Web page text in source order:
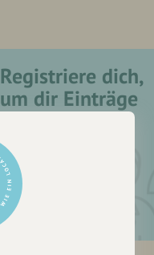
Registriere dich,
um dir Einträge